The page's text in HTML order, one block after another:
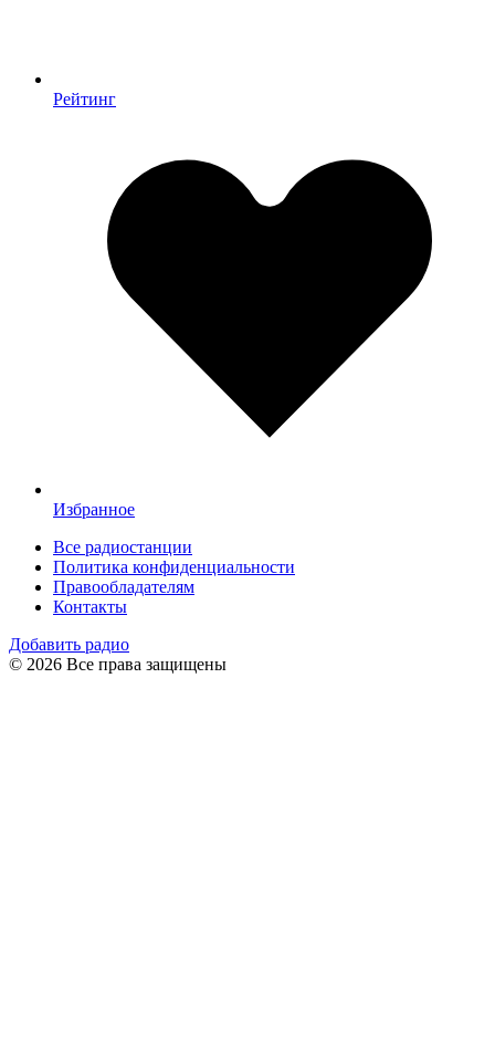
Рейтинг
Избранное
Все радиостанции
Политика конфиденциальности
Правообладателям
Контакты
Добавить радио
© 2026 Все права защищены